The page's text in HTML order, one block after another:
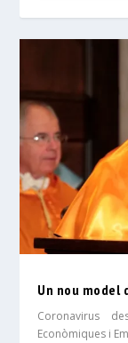
Un nou model
Coronavirus
Econòmiques i